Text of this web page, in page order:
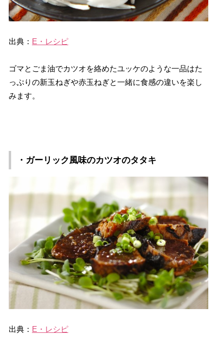
出典： E・レシピ
ゴマとごま油でカツオを絡めたユッケのような一品はた
っぷりの新玉ねぎや赤玉ねぎと一緒に食感の違いを楽し
みます。
・ガーリック風味のカツオのタタキ
出典： E・レシピ